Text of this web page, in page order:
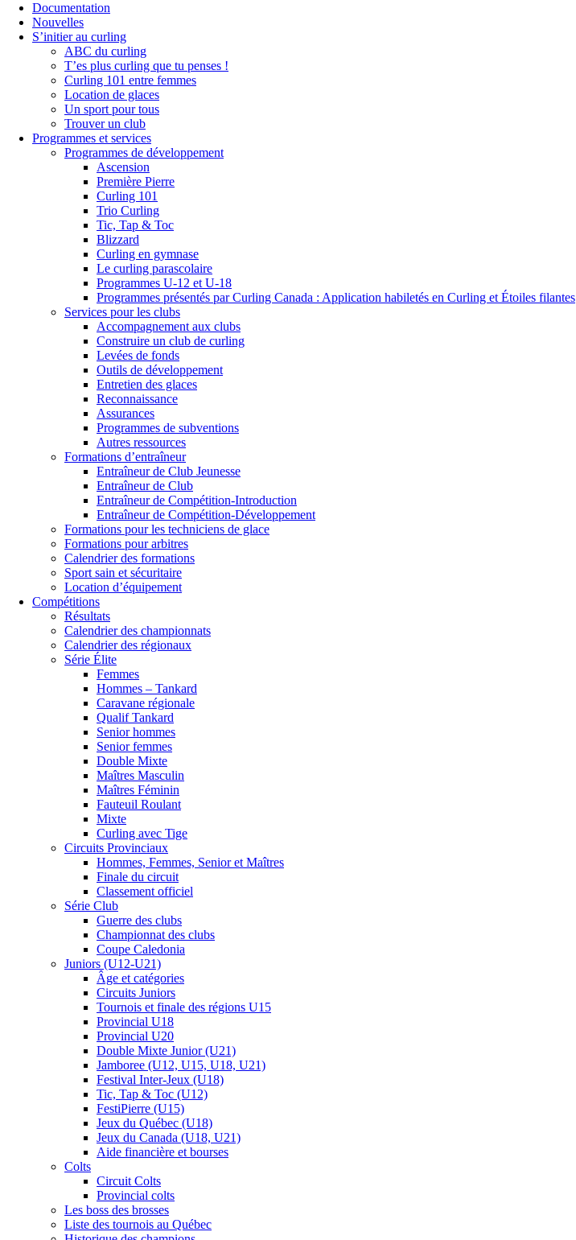
Documentation
Nouvelles
S’initier au curling
ABC du curling
T’es plus curling que tu penses !
Curling 101 entre femmes
Location de glaces
Un sport pour tous
Trouver un club
Programmes et services
Programmes de développement
Ascension
Première Pierre
Curling 101
Trio Curling
Tic, Tap & Toc
Blizzard
Curling en gymnase
Le curling parascolaire
Programmes U-12 et U-18
Programmes présentés par Curling Canada : Application habiletés en Curling et Étoiles filantes
Services pour les clubs
Accompagnement aux clubs
Construire un club de curling
Levées de fonds
Outils de développement
Entretien des glaces
Reconnaissance
Assurances
Programmes de subventions
Autres ressources
Formations d’entraîneur
Entraîneur de Club Jeunesse
Entraîneur de Club
Entraîneur de Compétition-Introduction
Entraîneur de Compétition-Développement
Formations pour les techniciens de glace
Formations pour arbitres
Calendrier des formations
Sport sain et sécuritaire
Location d’équipement
Compétitions
Résultats
Calendrier des championnats
Calendrier des régionaux
Série Élite
Femmes
Hommes – Tankard
Caravane régionale
Qualif Tankard
Senior hommes
Senior femmes
Double Mixte
Maîtres Masculin
Maîtres Féminin
Fauteuil Roulant
Mixte
Curling avec Tige
Circuits Provinciaux
Hommes, Femmes, Senior et Maîtres
Finale du circuit
Classement officiel
Série Club
Guerre des clubs
Championnat des clubs
Coupe Caledonia
Juniors (U12-U21)
Âge et catégories
Circuits Juniors
Tournois et finale des régions U15
Provincial U18
Provincial U20
Double Mixte Junior (U21)
Jamboree (U12, U15, U18, U21)
Festival Inter-Jeux (U18)
Tic, Tap & Toc (U12)
FestiPierre (U15)
Jeux du Québec (U18)
Jeux du Canada (U18, U21)
Aide financière et bourses
Colts
Circuit Colts
Provincial colts
Les boss des brosses
Liste des tournois au Québec